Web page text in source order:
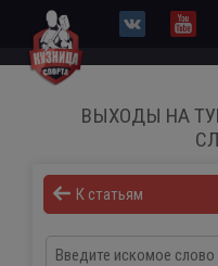
ВЫХОДЫ НА
К статьям